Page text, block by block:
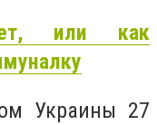
или как
Украины 27